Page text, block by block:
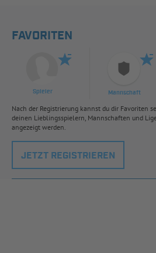
FAVORITEN
Spieler Mannschaft
Nach der Registrierung kannst du dir Favoriten
deinen Lieblingsspielern, Mannschaften und
angezeigt werden.
JETZT REGISTRIEREN